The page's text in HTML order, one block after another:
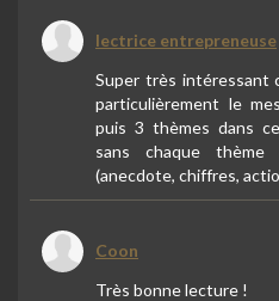
lectrice entrepreneuse
Super très intéressant
particulièrement le
puis 3 thèmes dans
sans chaque
(anecdote, chiffres,
Coon
Très bonne lecture !